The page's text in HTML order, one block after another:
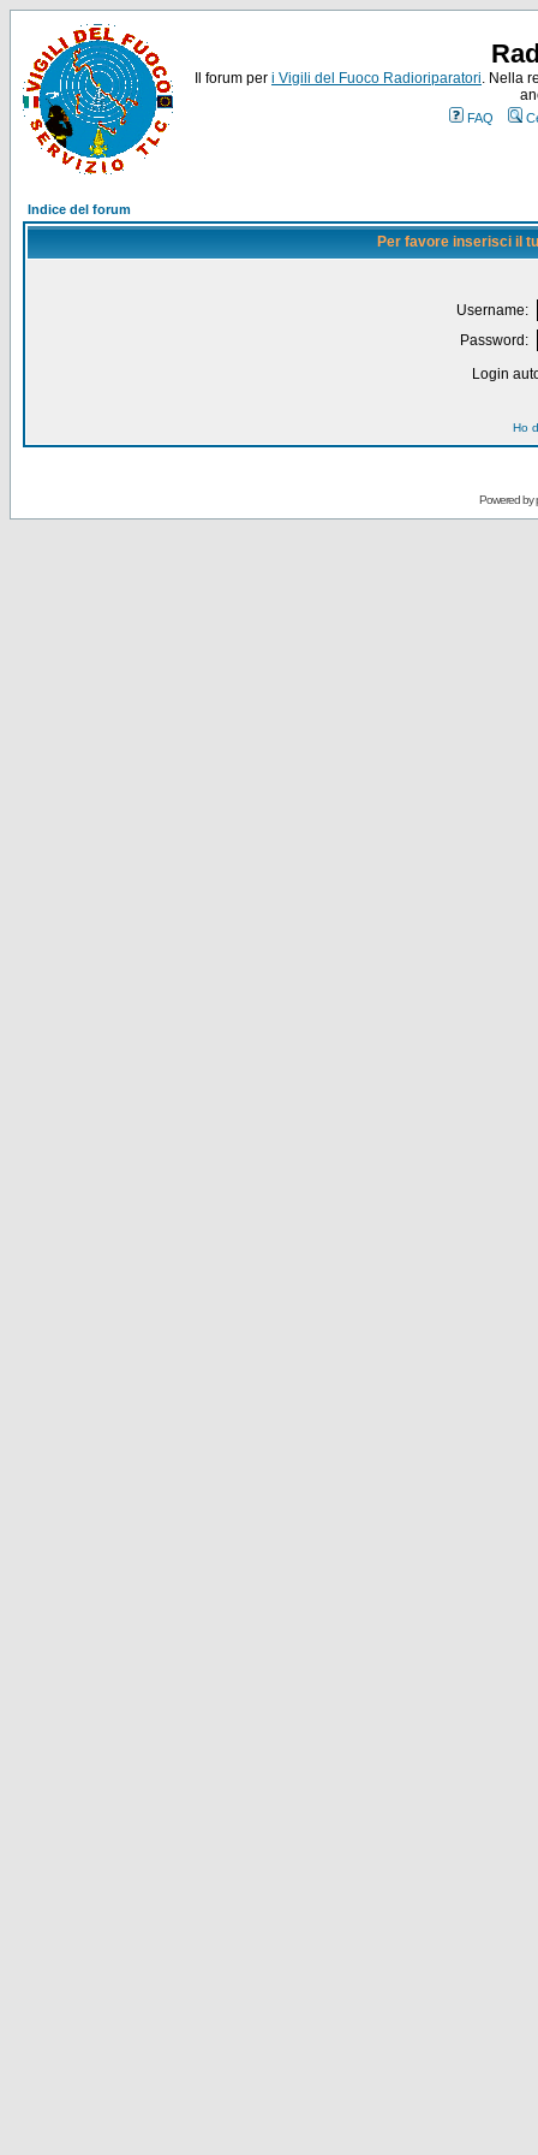
Il forum per i Vigili del Fuoco Radioriparatori. Nella
FAQ
Indice del forum
Per favore inserisci il
Username:
Password:
Login
Ho
Powered by